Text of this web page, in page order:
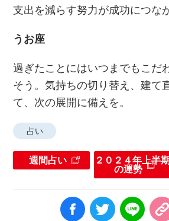
支出を減らす努力が成功につな
うお座
過ぎたことにはいつまでもこだ
そう。気持ちの切り替え、建て
て、次の展開に備えを。
占い
週間占い ２０２４年上半
の運勢